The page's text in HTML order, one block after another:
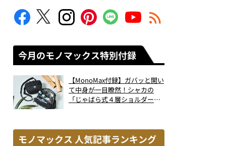
今月のモノマックス特別付録
【MonoMax付録】ガバッと開い
て中身が一目瞭然！シャカの
「じゃばら式４層ショルダーバ
モノマックス 人気記事ランキング